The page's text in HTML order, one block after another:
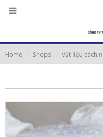
Home Shops Vật liệu cách